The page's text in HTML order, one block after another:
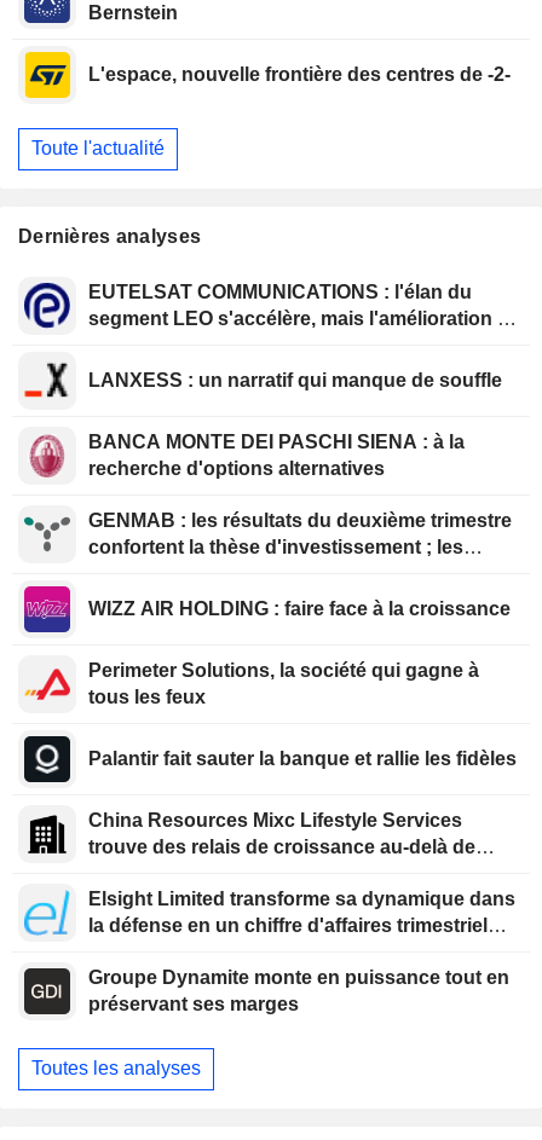
Bernstein
L'espace, nouvelle frontière des centres de -2-
Toute l'actualité
Dernières analyses
EUTELSAT COMMUNICATIONS : l'élan du
segment LEO s'accélère, mais l'amélioration de
LANXESS : un narratif qui manque de souffle
BANCA MONTE DEI PASCHI SIENA : à la
recherche d'options alternatives
GENMAB : les résultats du deuxième trimestre
confortent la thèse d'investissement ; les
WIZZ AIR HOLDING : faire face à la croissance
Perimeter Solutions, la société qui gagne à
tous les feux
Palantir fait sauter la banque et rallie les fidèles
China Resources Mixc Lifestyle Services
trouve des relais de croissance au-delà de
Elsight Limited transforme sa dynamique dans
la défense en un chiffre d'affaires trimestriel
Groupe Dynamite monte en puissance tout en
préservant ses marges
Toutes les analyses